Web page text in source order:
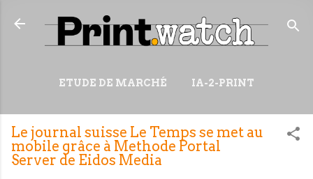
Accéder au contenu principal
ETUDE DE MARCHÉ IA-2-PRINT
PLUS… WIKI
Le journal suisse Le Temps se met au
mobile grâce à Methode Portal
Server de Eidos Media